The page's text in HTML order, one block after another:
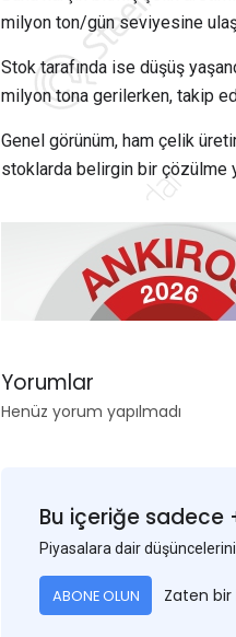
milyon ton/gün seviyesine
Stok tarafında ise düşüş
milyon tona gerilerken, takip
Genel görünüm, ham çelik
stoklarda belirgin bir çözülme
Yorumlar
Henüz yorum yapılmadı
Bu içeriğe sadece
Piyasalara dair
ABONE OLUN Zaten bir